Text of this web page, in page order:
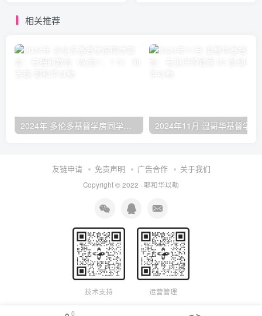
相关推荐
2024年 多伦多基督学房同学聚会：有福的教会（帖后1：1-5） 刘志雄
友链申请 免责声明 广告合作 关于我们
Copyright © 2022 · 耶和华以勒
技术支持 运营管理
0